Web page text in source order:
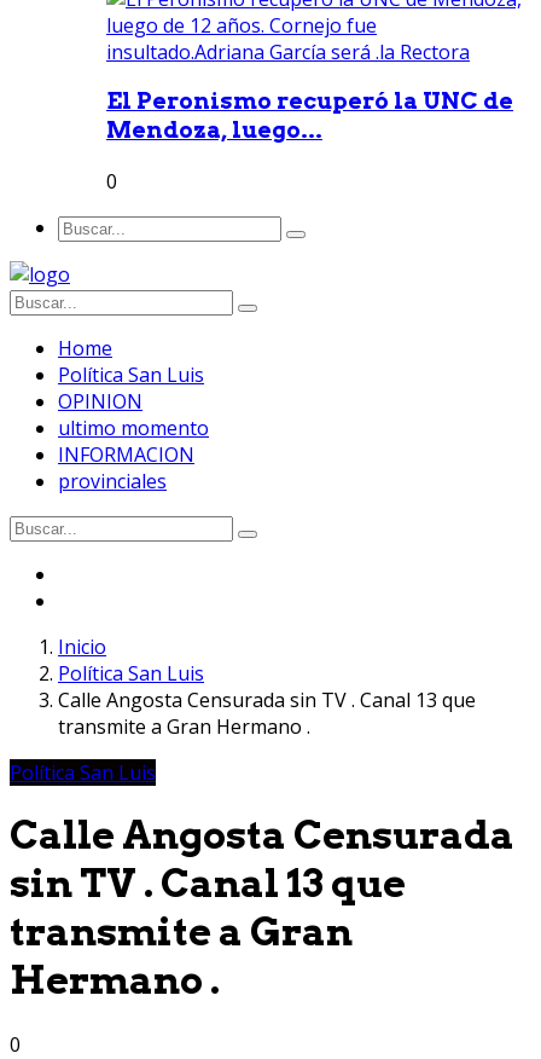
El Peronismo recuperó la UNC de
Mendoza, luego...
0
Home
Política San Luis
OPINION
ultimo momento
INFORMACION
provinciales
Inicio
Política San Luis
Calle Angosta Censurada sin TV . Canal 13 que
transmite a Gran Hermano .
Política San Luis
Calle Angosta Censurada
sin TV . Canal 13 que
transmite a Gran
Hermano .
0